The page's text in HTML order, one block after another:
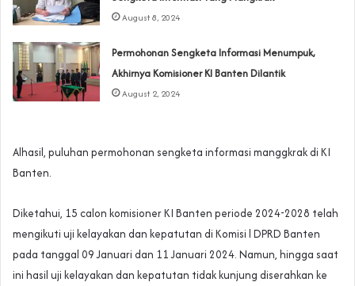
August 8, 2024
Permohonan Sengketa Informasi Menumpuk,
Akhirnya Komisioner KI Banten Dilantik
August 2, 2024
Alhasil, puluhan permohonan sengketa informasi manggkrak di KI
Banten.
Diketahui, 15 calon komisioner KI Banten periode 2024-2028 telah
mengikuti uji kelayakan dan kepatutan di Komisi l DPRD Banten
pada tanggal 09 Januari dan 11 Januari 2024. Namun, hingga saat
ini hasil uji kelayakan dan kepatutan tidak kunjung diserahkan ke